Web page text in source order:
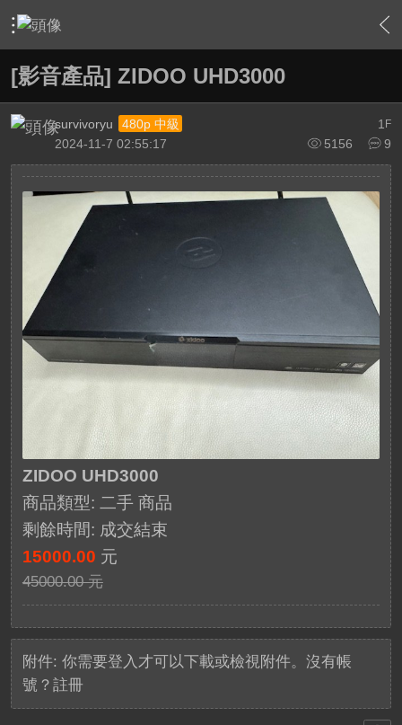
› 敗家特區 For Sale or Trade › 二手交換交易區 › 內容
[影音產品] ZIDOO UHD3000
1 F
survivoryu
480p 中級
5156
9
2024-11-7 02:55:17
ZIDOO UHD3000
商品類型: 二手 商品
剩餘時間: 成交結束
15000.00 元
45000.00 元
附件: 你需要登入才可以下載或檢視附件。沒有帳
號？ 註冊